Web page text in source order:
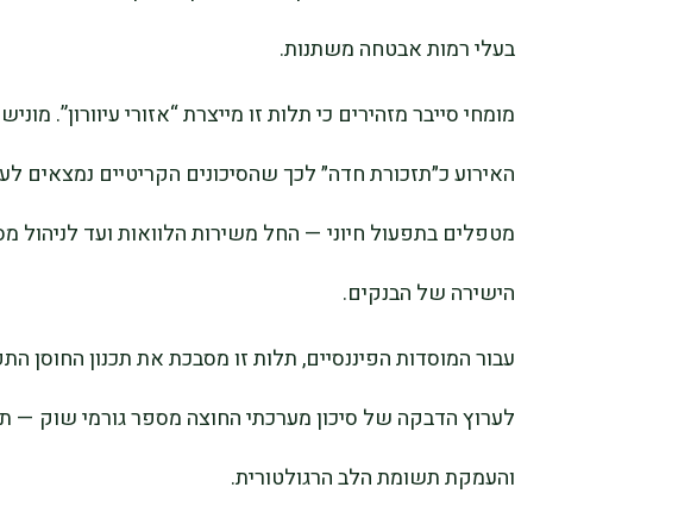
בעלי רמות אבטחה משתנות.
האירוע כ״תזכורת חדה״ לכך שהסיכונים הקריטיים
מטפלים בתפעול חיוני — החל משירות הלוואות ועד
הישירה של הבנקים.
עבור המוסדות הפיננסיים, תלות זו מסבכת את תכנון החוסן
לערוץ הדבקה של סיכון מערכתי החוצה מספר גורמי שוק
והעמקת תשומת הלב הרגולטורית.